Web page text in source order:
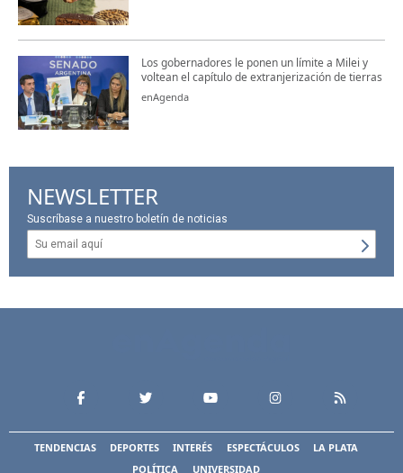
Los gobernadores le ponen un límite a Milei y
voltean el capítulo de extranjerización de tierras
enAgenda
NEWSLETTER
Suscríbase a nuestro boletín de noticias
TENDENCIAS DEPORTES INTERÉS ESPECTÁCULOS
LA PLATA
POLÍTICA
UNIVERSIDAD